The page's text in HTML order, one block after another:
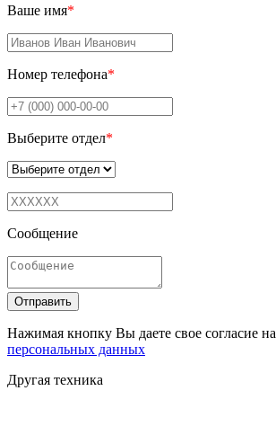
Ваше имя*
Номер телефона*
Выберите отдел*
Сообщение
Отправить
Нажимая кнопку Вы даете свое согласие на
персональных данных
Другая техника